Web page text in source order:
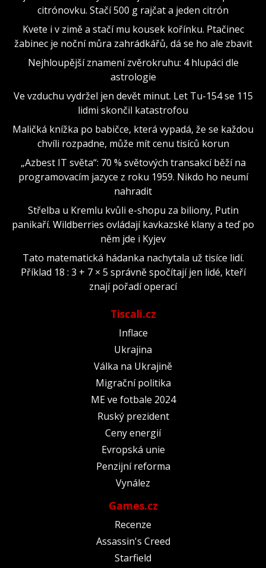
citrónovku. Stačí 500 g rajčat a jeden citrón
Kvete i v zimě a stačí mu kousek kořínku. Ptačinec
žabinec je noční můra zahrádkářů, dá se ho ale zbavit
Nejhloupější znamení zvěrokruhu: 4 hlupáci dle
astrologie
Ve vzduchu vydržel jen devět minut. Let Tu-154 se 115
lidmi skončil katastrofou
Maličká knížka po babičce, která vypadá, že se každou
chvíli rozpadne, může mít cenu tisíců korun
„Azbest IT světa“: 70 % světových transakcí běží na
programovacím jazyce z roku 1959. Nikdo ho neumí
nahradit
Střelba u Kremlu kvůli e-shopu za biliony, Putin
panikaří. Wildberries ovládají kavkazské klany a teď po
něm jde i Kyjev
Tato matematická hádanka nachytala už tisíce lidí.
Příklad 18 : 3 + 7 × 5 správně spočítají jen lidé, kteří
znají pořadí operací
Tiscali.cz
Inflace
Ukrajina
Válka na Ukrajině
Migrační politika
ME ve fotbale 2024
Ruský prezident
Ceny energií
Evropská unie
Penzijní reforma
Vynález
Games.cz
Recenze
Assassin's Creed
Starfield